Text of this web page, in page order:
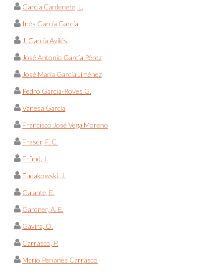
García Cardenete, L.
Inés García García
J. García Avilés
José Antonio García Pérez
José María García Jiménez
Pedro García-Roves G.
Vanesa García
Francisco José Vega Moreno
Fraser, F. C.
Fründ, J.
Fudakowski, J.
Galante, E.
Gardner, A. E.
Gavira, Ó.
Carrasco, P.
Mario Perianes Carrasco